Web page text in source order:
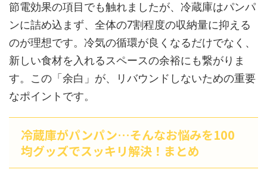
節電効果の項目でも触れましたが、冷蔵庫はパンパ
ンに詰め込まず、全体の7割程度の収納量に抑える
のが理想です。冷気の循環が良くなるだけでなく、
新しい食材を入れるスペースの余裕にも繋がりま
す。この「余白」が、リバウンドしないための重要
なポイントです。
冷蔵庫がパンパン…そんなお悩みを100
均グッズでスッキリ解決！まとめ